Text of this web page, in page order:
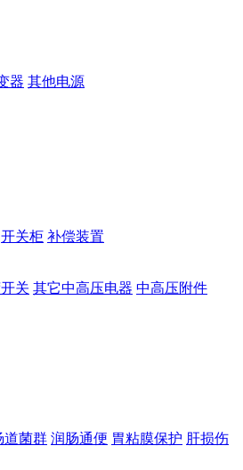
器 其他电源
开关柜 补偿装置
关 其它中高压电器 中高压附件
道菌群 润肠通便 胃粘膜保护 肝损伤